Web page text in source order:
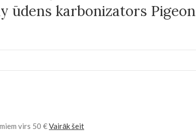
ūdens karbonizators Pigeon
virs 50 €Vairāk šeit